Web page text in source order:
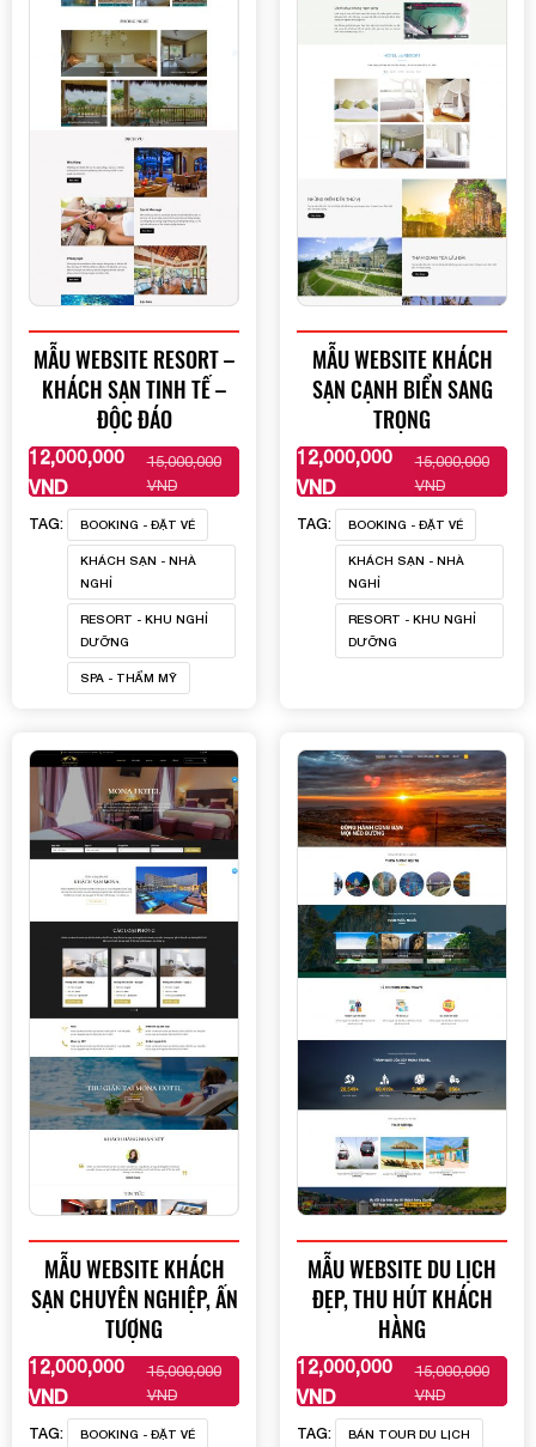
MẪU WEBSITE RESORT –
KHÁCH SẠN TINH TẾ –
ĐỘC ĐÁO
12,000,000
VND
15,000,000
VND
XEM THÊM
TAG: BOOKING - ĐẶT VÉ
KHÁCH SẠN - NHÀ
NGHỈ
RESORT - KHU NGHỈ
DƯỠNG
SPA - THẨM MỸ
MẪU WEBSITE KHÁCH
SẠN CẠNH BIỂN SANG
TRỌNG
12,000,000
VND
15,000,000
VND
XEM THÊM
TAG: BOOKING - ĐẶT VÉ
KHÁCH SẠN - NHÀ
NGHỈ
RESORT - KHU NGHỈ
DƯỠNG
MẪU WEBSITE KHÁCH
SẠN CHUYÊN NGHIỆP, ẤN
TƯỢNG
12,000,000
VND
15,000,000
VND
XEM THÊM
TAG: BOOKING - ĐẶT VÉ
MẪU WEBSITE DU LỊCH
ĐẸP, THU HÚT KHÁCH
HÀNG
12,000,000
VND
15,000,000
VND
XEM THÊM
TAG: BÁN TOUR DU LỊCH